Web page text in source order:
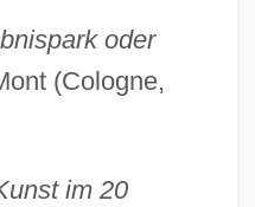
oder
(Cologne,
im 20